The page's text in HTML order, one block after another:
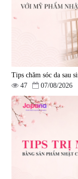
Tips chăm sóc da sau
47
07/08/2026